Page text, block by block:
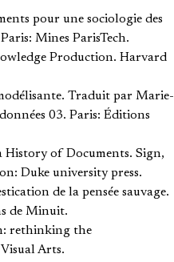
pour une sociologie des
Mines ParisTech.
Production. Harvard
Traduit par Marie-
03. Paris: Éditions
History of Documents. Sign,
Duke university press.
de la pensée sauvage.
de Minuit.
rethinking the
Arts.